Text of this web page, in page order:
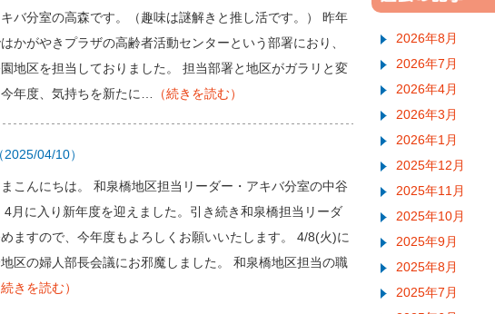
バ分室の高森です。（趣味は謎解きと推し活です。） 昨年
かがやきプラザの高齢者活動センターという部署におり、
地区を担当しておりました。 担当部署と地区がガラリと変
年度、気持ちを新たに…
（続きを読む）
2025/04/10）
こんにちは。 和泉橋地区担当リーダー・アキバ分室の中谷
4月に入り新年度を迎えました。引き続き和泉橋担当リーダ
ますので、今年度もよろしくお願いいたします。 4/8(火)に
区の婦人部長会議にお邪魔しました。 和泉橋地区担当の職
きを読む）
2026年8月
2026年7月
2026年4月
2026年3月
2026年1月
2025年12月
2025年11月
2025年10月
2025年9月
2025年8月
2025年7月